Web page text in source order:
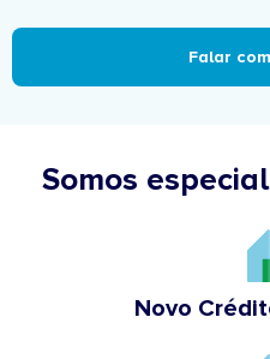
Falar
Somos
Novo